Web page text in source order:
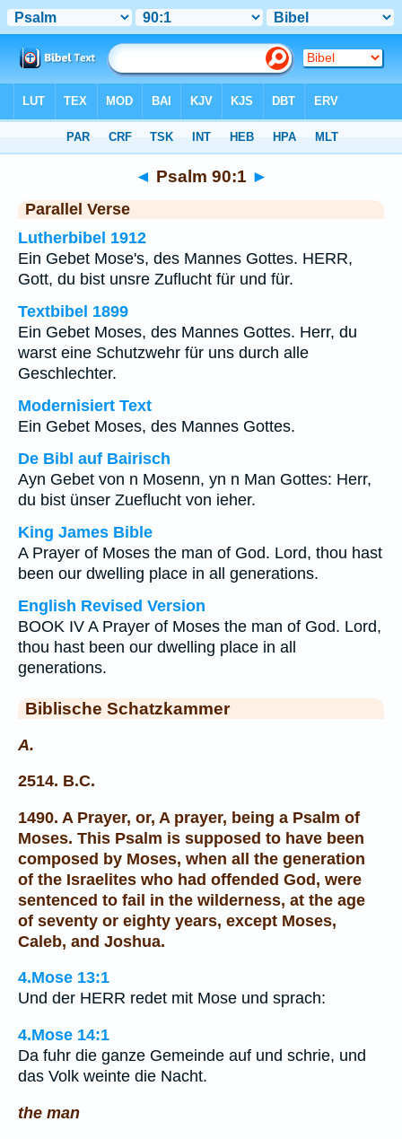
◄ Psalm 90:1 ►
Parallel Verse
Lutherbibel 1912
Ein Gebet Mose's, des Mannes Gottes. HERR,
Gott, du bist unsre Zuflucht für und für.
Textbibel 1899
Ein Gebet Moses, des Mannes Gottes. Herr, du
warst eine Schutzwehr für uns durch alle
Geschlechter.
Modernisiert Text
Ein Gebet Moses, des Mannes Gottes.
De Bibl auf Bairisch
Ayn Gebet von n Mosenn, yn n Man Gottes: Herr,
du bist ünser Zueflucht von ieher.
King James Bible
A Prayer of Moses the man of God. Lord, thou hast
been our dwelling place in all generations.
English Revised Version
BOOK IV A Prayer of Moses the man of God. Lord,
thou hast been our dwelling place in all
generations.
Biblische Schatzkammer
A.
2514. B.C.
1490. A Prayer, or, A prayer, being a Psalm of
Moses. This Psalm is supposed to have been
composed by Moses, when all the generation
of the Israelites who had offended God, were
sentenced to fail in the wilderness, at the age
of seventy or eighty years, except Moses,
Caleb, and Joshua.
4.Mose 13:1
Und der HERR redet mit Mose und sprach:
4.Mose 14:1
Da fuhr die ganze Gemeinde auf und schrie, und
das Volk weinte die Nacht.
the man